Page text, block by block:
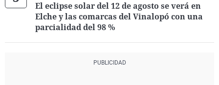
El eclipse solar del 12 de agosto se verá en
Elche y las comarcas del Vinalopó con una
parcialidad del 98 %